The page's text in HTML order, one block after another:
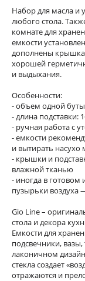
Набор для масла и
любого стола.
комнате для
емкости
дополнены
хорошей
и выдыхания.
Особенности:
- объем одной
- длина подставки:
- ручная работа с
- емкости
и вытирать насухо
- крышки и
влажной тканью
- иногда в готовом
пузырьки воздуха
Gio Line –
стола и декора
Емкости для
подсвечники,
лаконичном
стекла создает
отражаются и